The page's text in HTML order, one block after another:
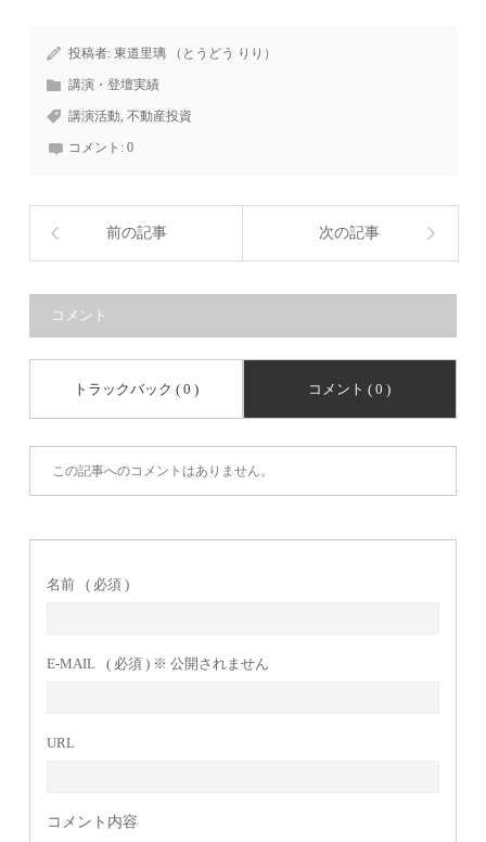
投稿者:東道里璃 （とうどう りり）
講演・登壇実績
講演活動,不動産投資
コメント:0
前の記事 次の記事
コメント
トラックバック ( 0 ) コメント ( 0 )
この記事へのコメントはありません。
名前 ( 必須 )
E-MAIL ( 必須 ) ※ 公開されません
URL
コメント内容